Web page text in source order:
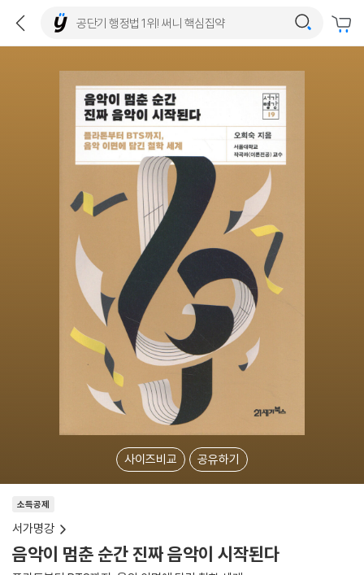
사이즈비교 공유하기
소득공제
서가명강
음악이 멈춘 순간 진짜 음악이 시작된다